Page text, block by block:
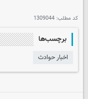
کد مطلب: 1309044
برچسب‌ها
اخبار حوادث